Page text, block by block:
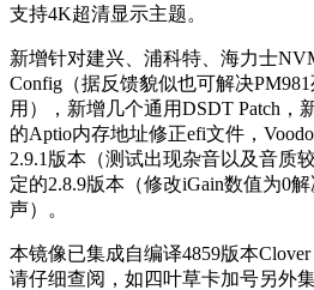
支持4K超清显示主题。
新增针对建兴、浦科特、海力士
Config（据反馈貌似也可解决
用），新增几个通用DSDT Patch，
的Aptio内存地址修正efi文件，
2.9.1版本（测试出现杂音以及音质
定的2.8.9版本（修改iGain数值为0
声）。
本镜像已集成自编译4859版本
请仔细查阅，如四叶草卡加号另外